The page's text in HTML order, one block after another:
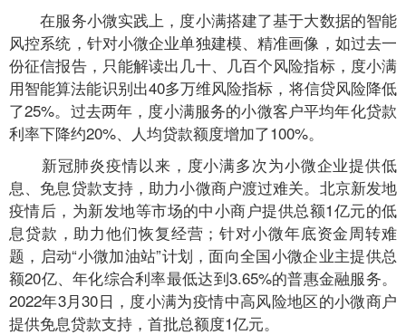
在服务小微实践上，度小满搭建了基于大数据的智能
风控系统，针对小微企业单独建模、精准画像，如过去一
份征信报告，只能解读出几十、几百个风险指标，度小满
用智能算法能识别出40多万维风险指标，将信贷风险降低
了25%。过去两年，度小满服务的小微客户平均年化贷款
利率下降约20%、人均贷款额度增加了100%。
新冠肺炎疫情以来，度小满多次为小微企业提供低
息、免息贷款支持，助力小微商户渡过难关。北京新发地
疫情后，为新发地等市场的中小商户提供总额1亿元的低
息贷款，助力他们恢复经营；针对小微年底资金周转难
题，启动“小微加油站”计划，面向全国小微企业主提供总
额20亿、年化综合利率最低达到3.65%的普惠金融服务。
2022年3月30日，度小满为疫情中高风险地区的小微商户
提供免息贷款支持，首批总额度1亿元。